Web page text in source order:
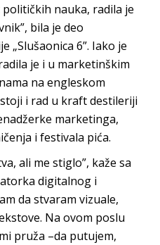
političkih nauka, radila je
bila je deo
„Slušaonica 6”. Iako je
je i u marketinškim
na engleskom
i rad u kraft destileriji
marketinga,
i festivala pića.
ali me stiglo”, kaže sa
digitalnog i
da stvaram vizuale,
Na ovom poslu
pruža –da putujem,